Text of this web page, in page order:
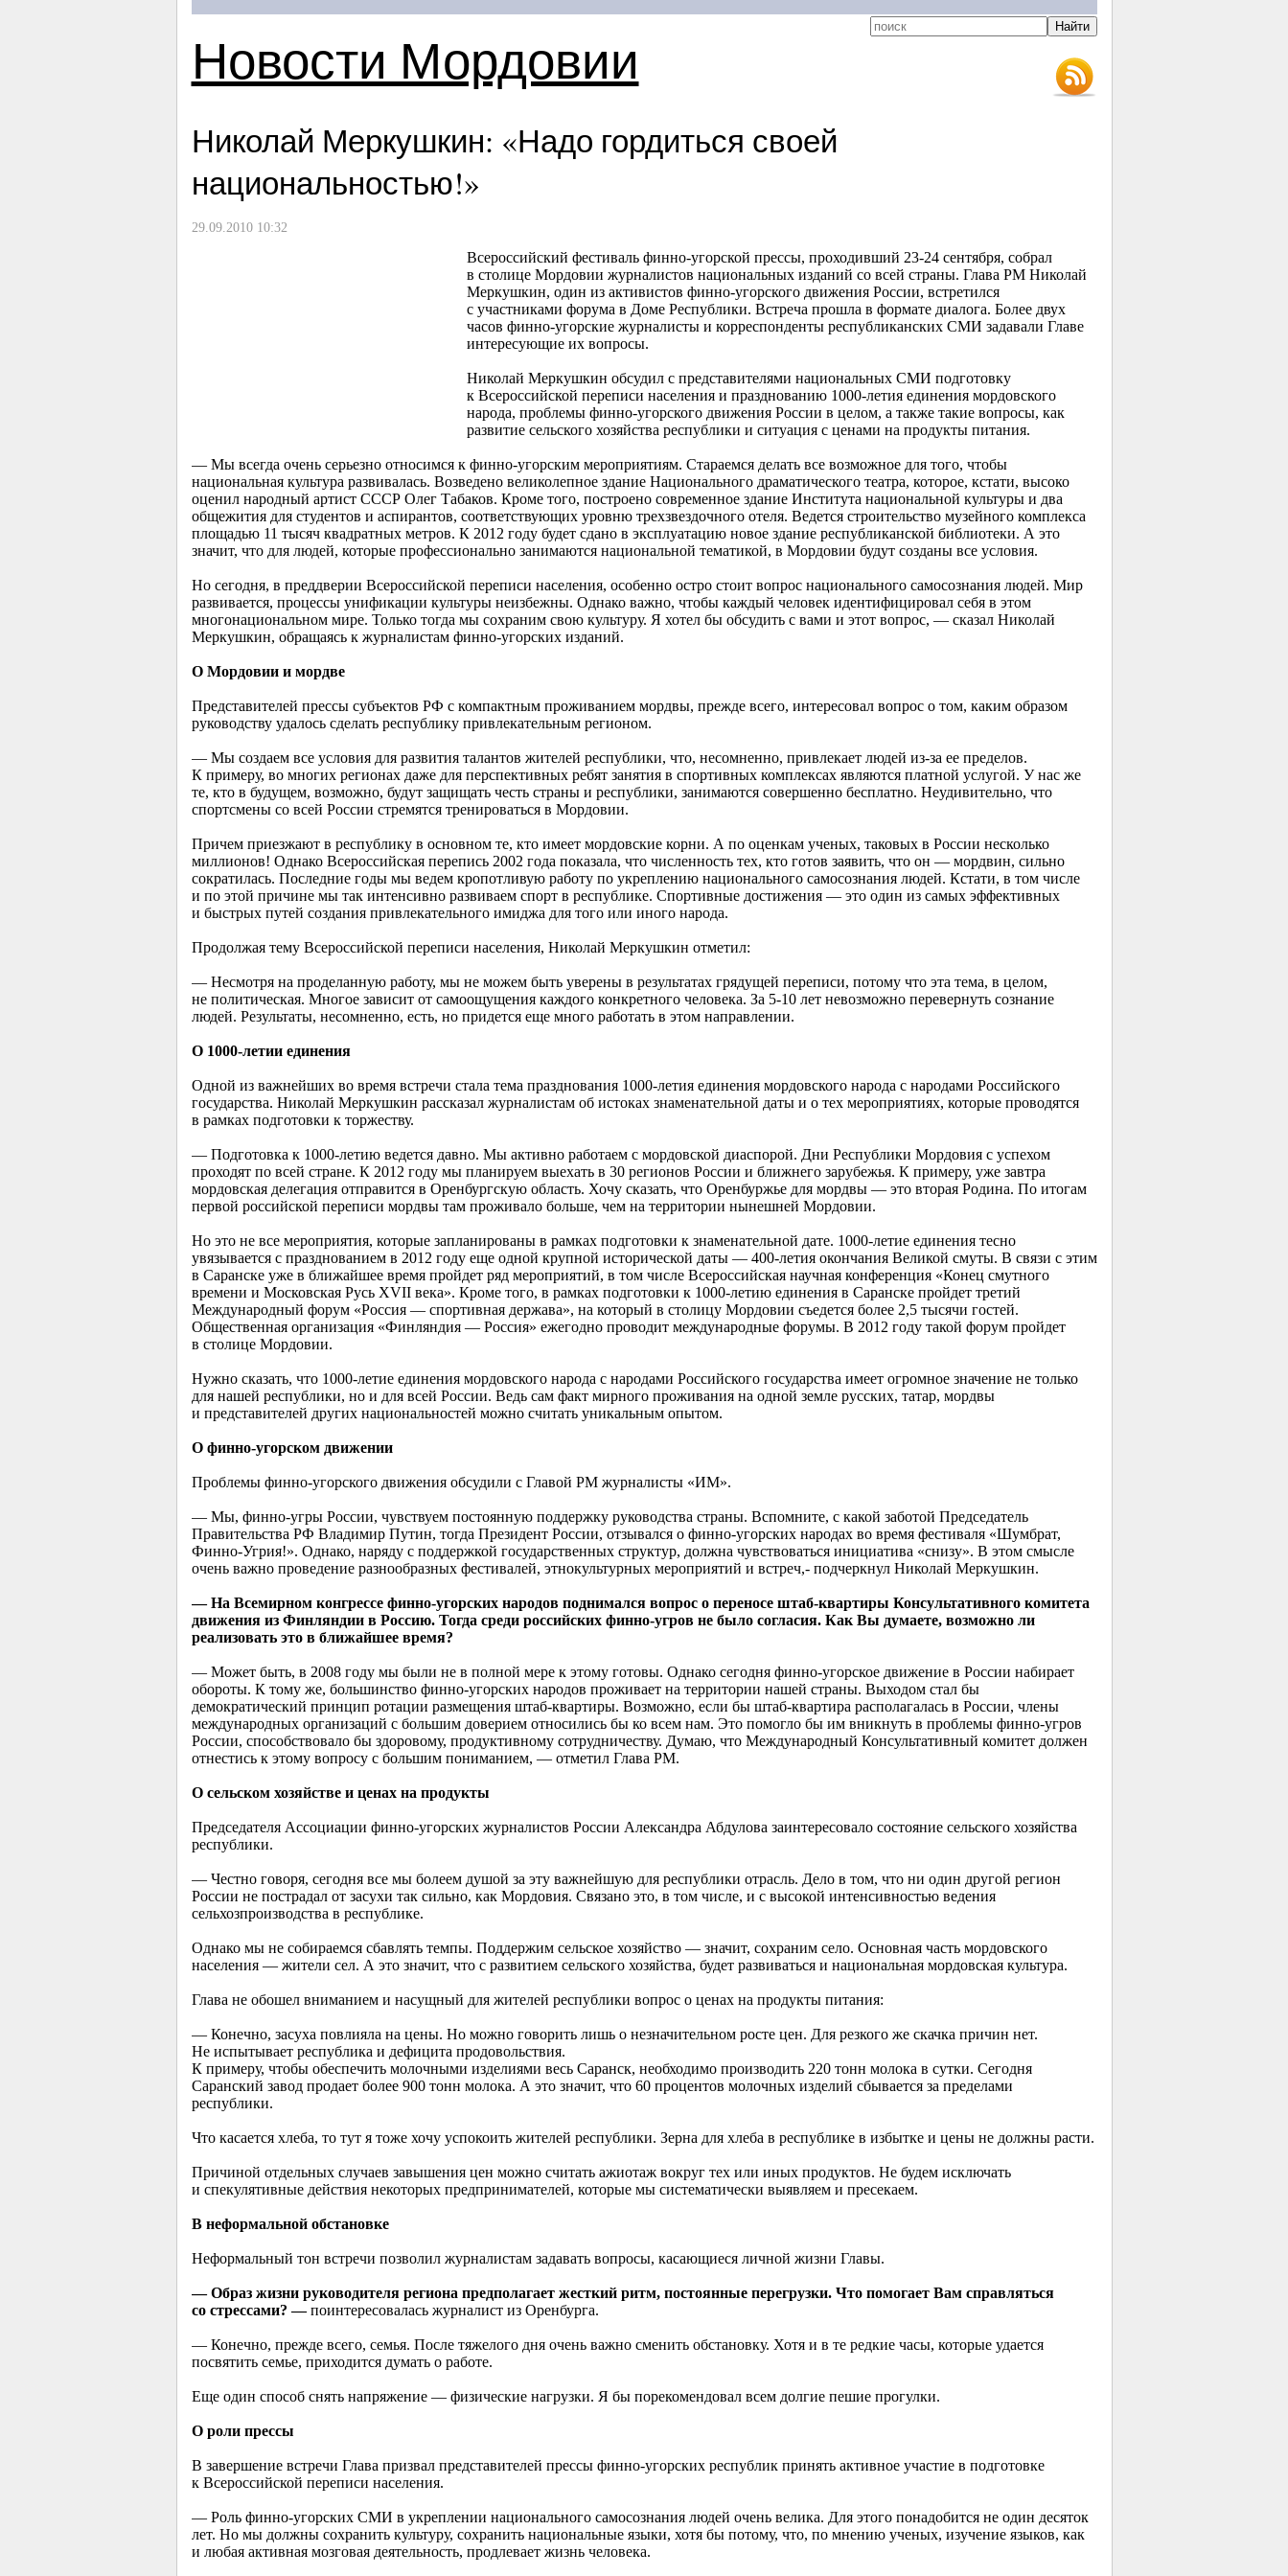
Новости Мордовии
Николай Меркушкин: «Надо гордиться своей
национальностью!»
29.09.2010 10:32
Всероссийский фестиваль финно-угорской прессы, проходивший 23-24 сентября, собрал
в столице Мордовии журналистов национальных изданий со всей страны. Глава РМ Николай
Меркушкин, один из активистов финно-угорского движения России, встретился
с участниками форума в Доме Республики. Встреча прошла в формате диалога. Более двух
часов финно-угорские журналисты и корреспонденты республиканских СМИ задавали Главе
интересующие их вопросы.
Николай Меркушкин обсудил с представителями национальных СМИ подготовку
к Всероссийской переписи населения и празднованию 1000-летияединения мордовского
народа, проблемы финно-угорского движения России в целом, а также такие вопросы, как
развитие сельского хозяйства республики и ситуация с ценами на продукты питания.
— Мы всегда очень серьезно относимся к финно-угорским мероприятиям. Стараемся делать все возможное для того, чтобы
национальная культура развивалась. Возведено великолепное здание Национального драматического театра, которое, кстати, высоко
оценил народный артист СССР Олег Табаков. Кроме того, построено современное здание Института национальной культуры и два
общежития для студентов и аспирантов, соответствующих уровню трехзвездочного отеля. Ведется строительство музейного комплекса
площадью 11 тысяч квадратных метров. К 2012 году будет сдано в эксплуатацию новое здание республиканской библиотеки. А это
значит, что для людей, которые профессионально занимаются национальной тематикой, в Мордовии будут созданы все условия.
Но сегодня, в преддверии Всероссийской переписи населения, особенно остро стоит вопрос национального самосознания людей. Мир
развивается, процессы унификации культуры неизбежны. Однако важно, чтобы каждый человек идентифицировал себя в этом
многонациональном мире. Только тогда мы сохраним свою культуру. Я хотел бы обсудить с вами и этот вопрос, — сказал Николай
Меркушкин, обращаясь к журналистам финно-угорских изданий.
О Мордовии и мордве
Представителей прессы субъектов РФ с компактным проживанием мордвы, прежде всего, интересовал вопрос о том, каким образом
руководству удалось сделать республику привлекательным регионом.
— Мы создаем все условия для развития талантов жителей республики, что, несомненно, привлекает людей из-за ее пределов.
К примеру, во многих регионах даже для перспективных ребят занятия в спортивных комплексах являются платной услугой. У нас же
те, кто в будущем, возможно, будут защищать честь страны и республики, занимаются совершенно бесплатно. Неудивительно, что
спортсмены со всей России стремятся тренироваться в Мордовии.
Причем приезжают в республику в основном те, кто имеет мордовские корни. А по оценкам ученых, таковых в России несколько
миллионов! Однако Всероссийская перепись 2002 года показала, что численность тех, кто готов заявить, что он — мордвин, сильно
сократилась. Последние годы мы ведем кропотливую работу по укреплению национального самосознания людей. Кстати, в том числе
и по этой причине мы так интенсивно развиваем спорт в республике. Спортивные достижения — это один из самых эффективных
и быстрых путей создания привлекательного имиджа для того или иного народа.
Продолжая тему Всероссийской переписи населения, Николай Меркушкин отметил:
— Несмотря на проделанную работу, мы не можем быть уверены в результатах грядущей переписи, потому что эта тема, в целом,
не политическая. Многое зависит от самоощущения каждого конкретного человека. За 5-10лет невозможно перевернуть сознание
людей. Результаты, несомненно, есть, но придется еще много работать в этом направлении.
О 1000-летииединения
Одной из важнейших во время встречи стала тема празднования 1000-летияединения мордовского народа с народами Российского
государства. Николай Меркушкин рассказал журналистам об истоках знаменательной даты и о тех мероприятиях, которые проводятся
в рамках подготовки к торжеству.
— Подготовка к 1000-летиюведется давно. Мы активно работаем с мордовской диаспорой. Дни Республики Мордовия с успехом
проходят по всей стране. К 2012 году мы планируем выехать в 30 регионов России и ближнего зарубежья. К примеру, уже завтра
мордовская делегация отправится в Оренбургскую область. Хочу сказать, что Оренбуржье для мордвы — это вторая Родина. По итогам
первой российской переписи мордвы там проживало больше, чем на территории нынешней Мордовии.
Но это не все мероприятия, которые запланированы в рамках подготовки к знаменательной дате. 1000-летиеединения тесно
увязывается с празднованием в 2012 году еще одной крупной исторической даты — 400-летияокончания Великой смуты. В связи с этим
в Саранске уже в ближайшее время пройдет ряд мероприятий, в том числе Всероссийская научная конференция «Конец смутного
времени и Московская Русь XVII века». Кроме того, в рамках подготовки к 1000-летиюединения в Саранске пройдет третий
Международный форум «Россия — спортивная держава», на который в столицу Мордовии съедется более 2,5 тысячи гостей.
Общественная организация «Финляндия — Россия» ежегодно проводит международные форумы. В 2012 году такой форум пройдет
в столице Мордовии.
Нужно сказать, что 1000-летиеединения мордовского народа с народами Российского государства имеет огромное значение не только
для нашей республики, но и для всей России. Ведь сам факт мирного проживания на одной земле русских, татар, мордвы
и представителей других национальностей можно считать уникальным опытом.
О финно-угорском движении
Проблемы финно-угорского движения обсудили с Главой РМ журналисты «ИМ».
— Мы, финно-угры России, чувствуем постоянную поддержку руководства страны. Вспомните, с какой заботой Председатель
Правительства РФ Владимир Путин, тогда Президент России, отзывался о финно-угорских народах во время фестиваля «Шумбрат,
Финно-Угрия!». Однако, наряду с поддержкой государственных структур, должна чувствоваться инициатива «снизу». В этом смысле
очень важно проведение разнообразных фестивалей, этнокультурных мероприятий и встреч,- подчеркнул Николай Меркушкин.
— На Всемирном конгрессе финно-угорских народов поднимался вопрос о переносе штаб-квартиры Консультативного комитета
движения из Финляндии в Россию. Тогда среди российских финно-угров не было согласия. Как Вы думаете, возможно ли
реализовать это в ближайшее время?
— Может быть, в 2008 году мы были не в полной мере к этому готовы. Однако сегодня финно-угорское движение в России набирает
обороты. К тому же, большинство финно-угорских народов проживает на территории нашей страны. Выходом стал бы
демократический принцип ротации размещения штаб-квартиры. Возможно, если бы штаб-квартира располагалась в России, члены
международных организаций с большим доверием относились бы ко всем нам. Это помогло бы им вникнуть в проблемы финно-угров
России, способствовало бы здоровому, продуктивному сотрудничеству. Думаю, что Международный Консультативный комитет должен
отнестись к этому вопросу с большим пониманием, — отметил Глава РМ.
О сельском хозяйстве и ценах на продукты
Председателя Ассоциации финно-угорских журналистов России Александра Абдулова заинтересовало состояние сельского хозяйства
республики.
— Честно говоря, сегодня все мы болеем душой за эту важнейшую для республики отрасль. Дело в том, что ни один другой регион
России не пострадал от засухи так сильно, как Мордовия. Связано это, в том числе, и с высокой интенсивностью ведения
сельхозпроизводства в республике.
Однако мы не собираемся сбавлять темпы. Поддержим сельское хозяйство — значит, сохраним село. Основная часть мордовского
населения — жители сел. А это значит, что с развитием сельского хозяйства, будет развиваться и национальная мордовская культура.
Глава не обошел вниманием и насущный для жителей республики вопрос о ценах на продукты питания:
— Конечно, засуха повлияла на цены. Но можно говорить лишь о незначительном росте цен. Для резкого же скачка причин нет.
Не испытывает республика и дефицита продовольствия.
К примеру, чтобы обеспечить молочными изделиями весь Саранск, необходимо производить 220 тонн молока в сутки. Сегодня
Саранский завод продает более 900 тонн молока. А это значит, что 60 процентов молочных изделий сбывается за пределами
республики.
Что касается хлеба, то тут я тоже хочу успокоить жителей республики. Зерна для хлеба в республике в избытке и цены не должны расти.
Причиной отдельных случаев завышения цен можно считать ажиотаж вокруг тех или иных продуктов. Не будем исключать
и спекулятивные действия некоторых предпринимателей, которые мы систематически выявляем и пресекаем.
В неформальной обстановке
Неформальный тон встречи позволил журналистам задавать вопросы, касающиеся личной жизни Главы.
— Образ жизни руководителя региона предполагает жесткий ритм, постоянные перегрузки. Что помогает Вам справляться
со стрессами? —поинтересовалась журналист из Оренбурга.
— Конечно, прежде всего, семья. После тяжелого дня очень важно сменить обстановку. Хотя и в те редкие часы, которые удается
посвятить семье, приходится думать о работе.
Еще один способ снять напряжение — физические нагрузки. Я бы порекомендовал всем долгие пешие прогулки.
О роли прессы
В завершение встречи Глава призвал представителей прессы финно-угорских республик принять активное участие в подготовке
к Всероссийской переписи населения.
— Роль финно-угорских СМИ в укреплении национального самосознания людей очень велика. Для этого понадобится не один десяток
лет. Но мы должны сохранить культуру, сохранить национальные языки, хотя бы потому, что, по мнению ученых, изучение языков, как
и любая активная мозговая деятельность, продлевает жизнь человека.